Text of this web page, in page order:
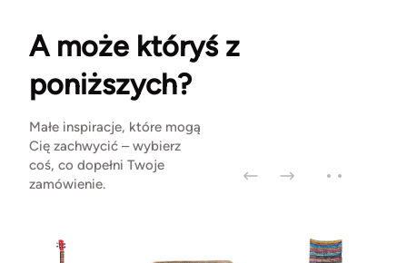
A może któryś z
poniższych?
Małe inspiracje, które mogą
Cię zachwycić – wybierz
coś, co dopełni Twoje
zamówienie.